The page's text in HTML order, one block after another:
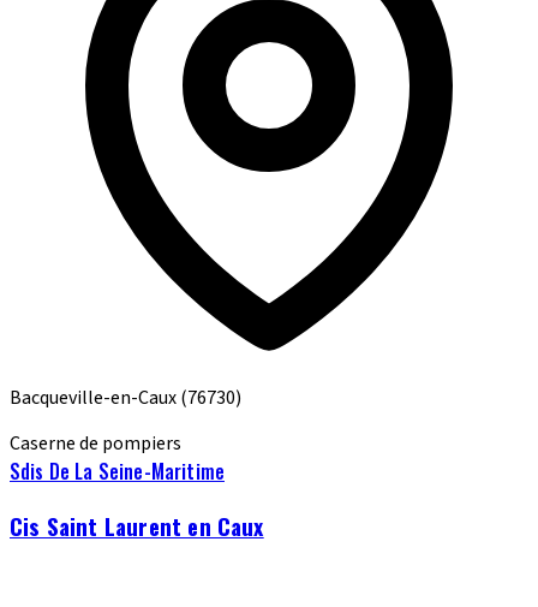
Bacqueville-en-Caux(76730)
Caserne de pompiers
Sdis De La Seine-Maritime
Cis Saint Laurent en Caux